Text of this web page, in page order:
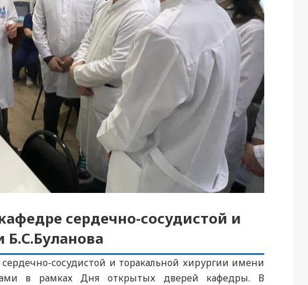
сердечно-сосудистой и
Б.С.Буланова
сосудистой и торакальной хирургии имени
в рамках Дня открытых дверей кафедры. В